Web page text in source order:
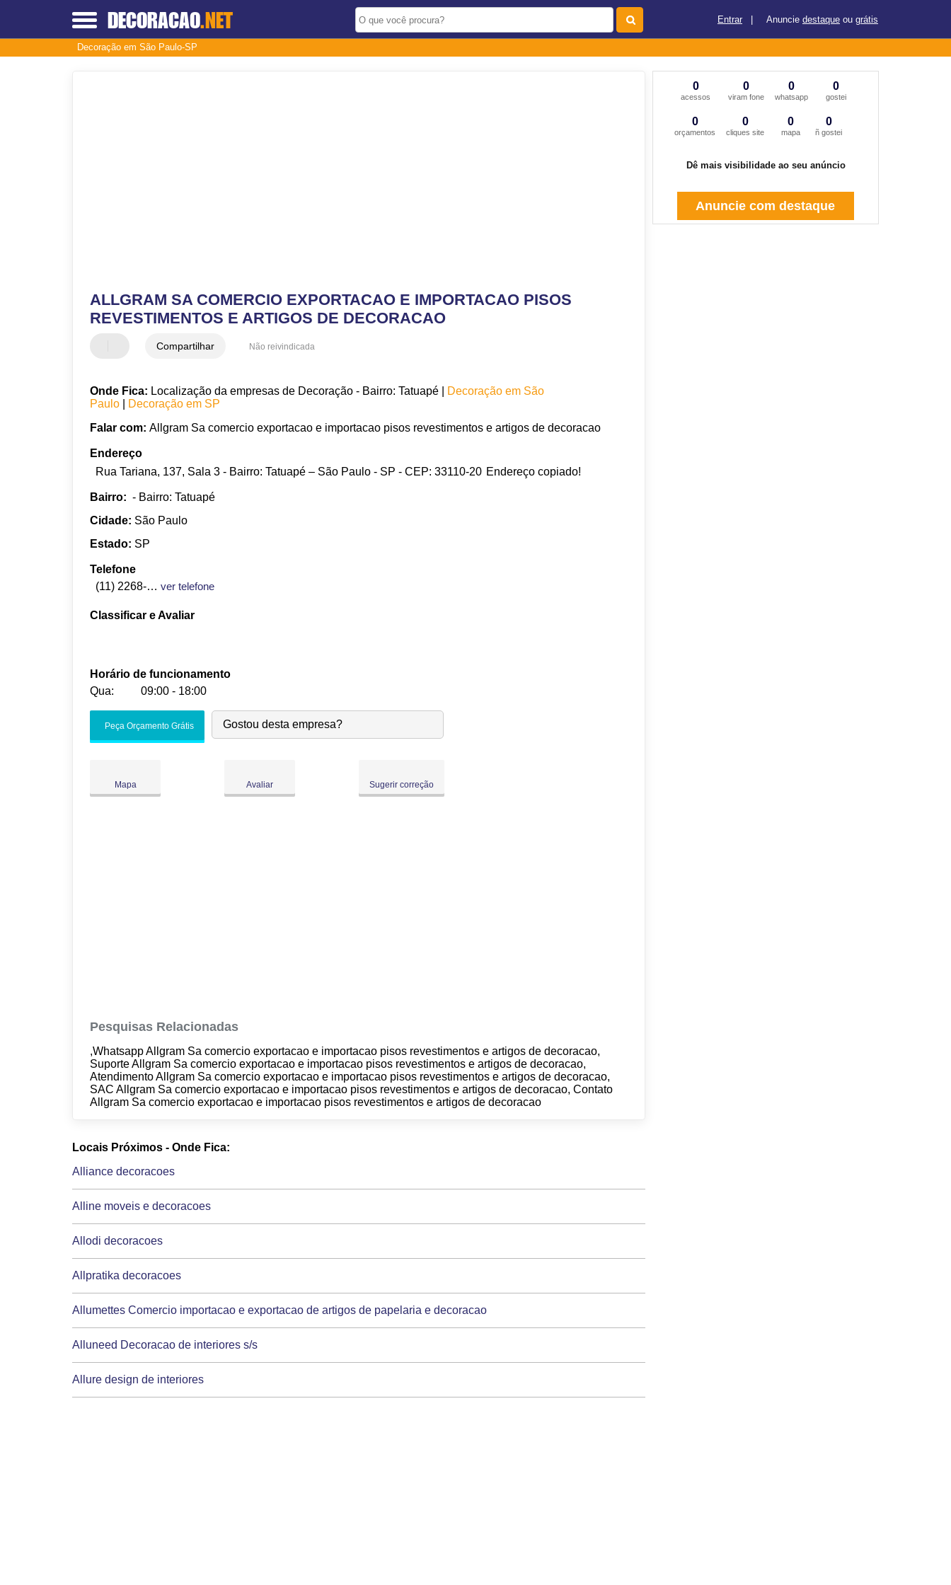
DECORACAO.NET Entrar Anuncie destaque ou grátis
Decoração em São Paulo-SP
ALLGRAM SA COMERCIO EXPORTACAO E IMPORTACAO PISOS
REVESTIMENTOS E ARTIGOS DE DECORACAO
Compartilhar Não reivindicada
Onde Fica: Localização da empresas de Decoração - Bairro: Tatuapé |
Decoração em São
Paulo
Decoração em SP
Falar com: Allgram Sa comercio exportacao e importacao pisos revestimentos e artigos de decoracao
Endereço
Rua Tariana, 137, Sala 3 - Bairro: Tatuapé – São Paulo - SP - CEP: 33110-20 Endereço copiado!
Bairro: - Bairro: Tatuapé
Cidade: São Paulo
Estado: SP
Telefone
(11) 2268-1621
ver telefone
Classificar e Avaliar
Horário de funcionamento
Qua:
09:00 - 18:00
Sex:
Peça Orçamento Grátis Gostou desta empresa?
Mapa Avaliar Sugerir correção
Pesquisas Relacionadas
,Whatsapp Allgram Sa comercio exportacao e importacao pisos revestimentos e artigos de decoracao,
Suporte Allgram Sa comercio exportacao e importacao pisos revestimentos e artigos de decoracao,
Atendimento Allgram Sa comercio exportacao e importacao pisos revestimentos e artigos de decoracao,
SAC Allgram Sa comercio exportacao e importacao pisos revestimentos e artigos de decoracao, Contato
Allgram Sa comercio exportacao e importacao pisos revestimentos e artigos de decoracao
Locais Próximos - Onde Fica:
Alliance decoracoes
Alline moveis e decoracoes
Allodi decoracoes
Allpratika decoracoes
Allumettes Comercio importacao e exportacao de artigos de papelaria e decoracao
Alluneed Decoracao de interiores s/s
Allure design de interiores
0
acessos
0
viram fone
0
whatsapp
0
gostei
0
orçamentos
0
cliques site
0
mapa
0
ñ gostei
Dê mais visibilidade ao seu anúncio
Anuncie com destaque